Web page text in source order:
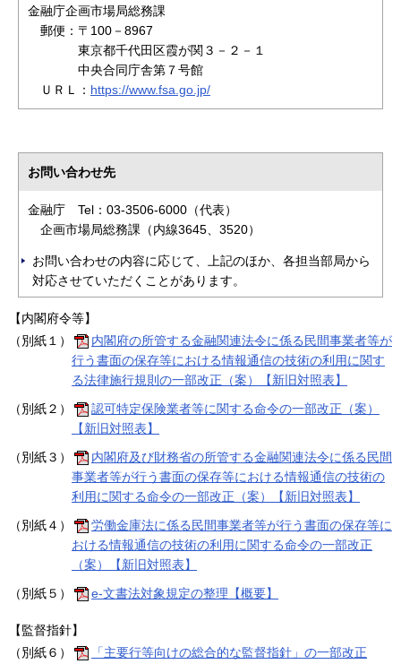
金融庁企画市場局総務課
郵便：〒100－8967
東京都千代田区霞が関３－２－１
中央合同庁舎第７号館
ＵＲＬ： https://www.fsa.go.jp/
お問い合わせ先
金融庁 Tel：03-3506-6000（代表）
企画市場局総務課（内線3645、3520）
お問い合わせの内容に応じて、上記のほか、各担当部局から
対応させていただくことがあります。
【内閣府令等】
（別紙１）
内閣府の所管する金融関連法令に係る民間事業者等が
行う書面の保存等における情報通信の技術の利用に関す
る法律施行規則の一部改正（案）【新旧対照表】
（別紙２）
認可特定保険業者等に関する命令の一部改正（案）
【新旧対照表】
（別紙３）
内閣府及び財務省の所管する金融関連法令に係る民間
事業者等が行う書面の保存等における情報通信の技術の
利用に関する命令の一部改正（案）【新旧対照表】
（別紙４）
労働金庫法に係る民間事業者等が行う書面の保存等に
おける情報通信の技術の利用に関する命令の一部改正
（案）【新旧対照表】
（別紙５）
e-文書法対象規定の整理【概要】
【監督指針】
（別紙６）
「主要行等向けの総合的な監督指針」の一部改正